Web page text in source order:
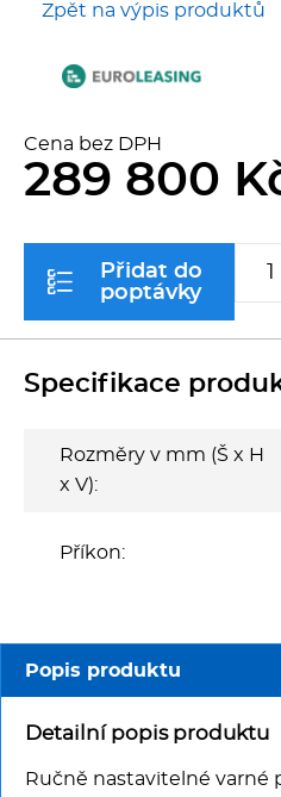
Konvektomaty/
Sporáky
Kotle
Stolní zařízení
Multifunkce -
Zpět na výpis produktů
Cena bez DPH
289 800
Přidat do
poptávky
Specifikace
Rozměry v mm (Š x H
x V):
Příkon:
Popis produktu
Detailní popis produktu
Ručně nastavitelné varné